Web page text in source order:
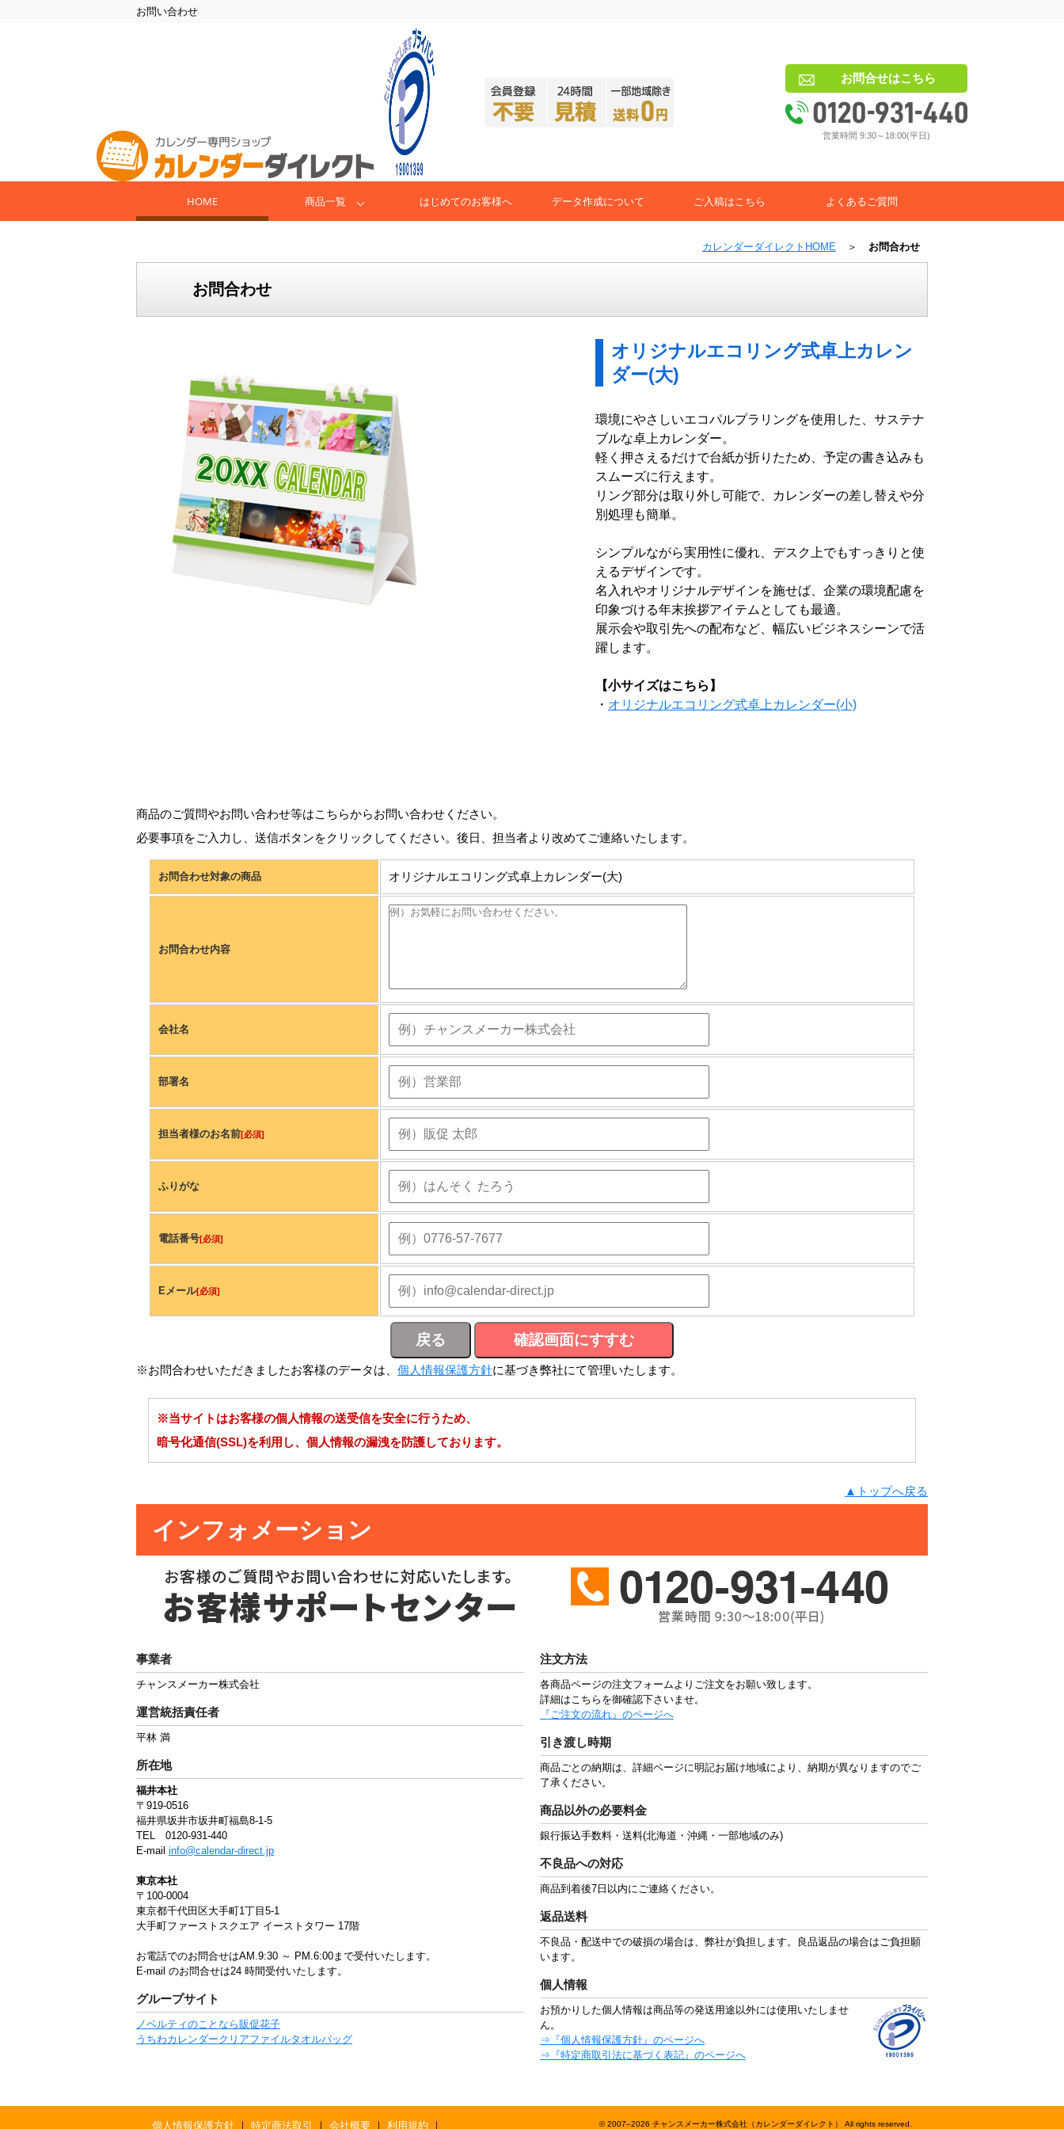
お問い合わせ
お問合せはこちら
営業時間 9:30～18:00(平日)
HOME 商品一覧 はじめてのお客様へ データ作成について ご入稿はこちら よくあるご質問
カレンダーダイレクトHOME ＞ お問合わせ
お問合わせ
オリジナルエコリング式卓上カレン
ダー(大)
環境にやさしいエコパルプラリングを使用した、サステナ
ブルな卓上カレンダー。
軽く押さえるだけで台紙が折りたため、予定の書き込みも
スムーズに行えます。
リング部分は取り外し可能で、カレンダーの差し替えや分
別処理も簡単。
シンプルながら実用性に優れ、デスク上でもすっきりと使
えるデザインです。
名入れやオリジナルデザインを施せば、企業の環境配慮を
印象づける年末挨拶アイテムとしても最適。
展示会や取引先への配布など、幅広いビジネスシーンで活
躍します。
【小サイズはこちら】
・ オリジナルエコリング式卓上カレンダー(小)
商品のご質問やお問い合わせ等はこちらからお問い合わせください。
必要事項をご入力し、送信ボタンをクリックしてください。後日、担当者より改めてご連絡いたします。
お問合わせ対象の商品 オリジナルエコリング式卓上カレンダー(大)
お問合わせ内容
会社名
部署名
担当者様のお名前[必須]
ふりがな
電話番号[必須]
Eメール[必須]
※お問合わせいただきましたお客様のデータは、 個人情報保護方針に基づき弊社にて管理いたします。
※当サイトはお客様の個人情報の送受信を安全に行うため、
暗号化通信(SSL)を利用し、個人情報の漏洩を防護しております。
▲トップへ戻る
インフォメーション
事業者
チャンスメーカー株式会社
運営統括責任者
平林 満
所在地
福井本社
〒919-0516
福井県坂井市坂井町福島8-1-5
TEL 0120-931-440
E-mail info@calendar-direct.jp
東京本社
〒100-0004
東京都千代田区大手町1丁目5-1
大手町ファーストスクエア イーストタワー 17階
お電話でのお問合せはAM.9:30 ～ PM.6:00まで受付いたします。
E-mail のお問合せは24 時間受付いたします。
グループサイト
ノベルティのことなら販促花子
うちわカレンダークリアファイルタオルバッグ
注文方法
各商品ページの注文フォームよりご注文をお願い致します。
詳細はこちらを御確認下さいませ。
『ご注文の流れ』のページへ
引き渡し時期
商品ごとの納期は、詳細ページに明記お届け地域により、納期が異なりますのでご
了承ください。
商品以外の必要料金
銀行振込手数料・送料(北海道・沖縄・一部地域のみ)
不良品への対応
商品到着後7日以内にご連絡ください。
返品送料
不良品・配送中での破損の場合は、弊社が負担します。良品返品の場合はご負担願
います。
個人情報
お預かりした個人情報は商品等の発送用途以外には使用いたしませ
ん。
⇒『個人情報保護方針』のページへ
⇒『特定商取引法に基づく表記』のページへ
個人情報保護方針 ｜ 特定商法取引 ｜ 会社概要 ｜ 利用規約 ｜ © 2007–2026 チャンスメーカー株式会社（カレンダーダイレクト） All rights reserved.